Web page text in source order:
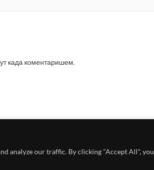
analyze our traffic. By clicking "Accept All", you
када коментаришем.